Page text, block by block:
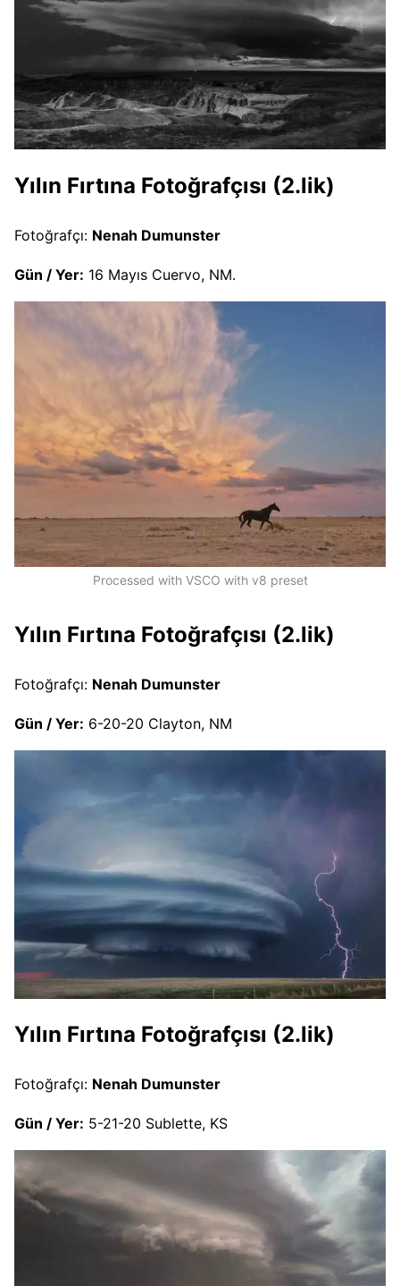
Yılın Fırtına Fotoğrafçısı (2.lik)
Fotoğrafçı: Nenah Dumunster
Gün / Yer: 16 Mayıs Cuervo, NM.
Processed with VSCO with v8 preset
Yılın Fırtına Fotoğrafçısı (2.lik)
Fotoğrafçı: Nenah Dumunster
Gün / Yer: 6-20-20 Clayton, NM
Yılın Fırtına Fotoğrafçısı (2.lik)
Fotoğrafçı: Nenah Dumunster
Gün / Yer: 5-21-20 Sublette, KS